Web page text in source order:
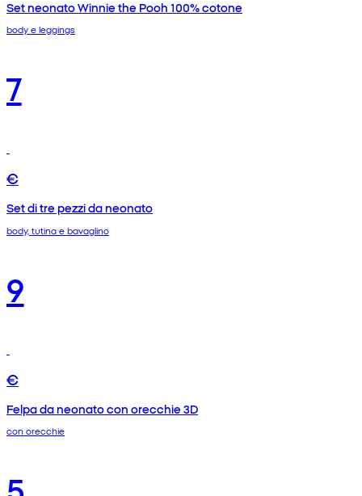
Set neonato Winnie the Pooh 100% cotone
body e leggings
7
€
Set di tre pezzi da neonato
body, tutina e bavaglino
9
€
Felpa da neonato con orecchie 3D
con orecchie